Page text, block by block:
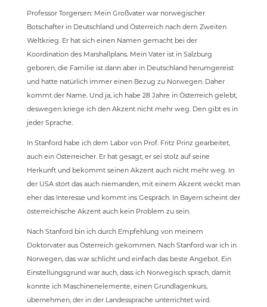
Professor Torgersen: Mein Großvater war norwegischer
Botschafter in Deutschland und Österreich nach dem Zweiten
Weltkrieg. Er hat sich einen Namen gemacht bei der
Koordination des Marshallplans. Mein Vater ist in Salzburg
geboren, die Familie ist dann aber in Deutschland herumgereist
und hatte natürlich immer einen Bezug zu Norwegen. Daher
kommt der Name. Und ja, ich habe 28 Jahre in Österreich gelebt,
deswegen kriege ich den Akzent nicht mehr weg. Den gibt es in
jeder Sprache.
In Stanford habe ich dem Labor von Prof. Fritz Prinz gearbeitet,
auch ein Österreicher. Er hat gesagt, er sei stolz auf seine
Herkunft und bekommt seinen Akzent auch nicht mehr weg. In
der USA stört das auch niemanden, mit einem Akzent weckt man
eher das Interesse und kommt ins Gespräch. In Bayern scheint der
österreichische Akzent auch kein Problem zu sein.
Nach Stanford bin ich durch Empfehlung von meinem
Doktorvater aus Österreich gekommen. Nach Stanford war ich in
Norwegen, das war schlicht und einfach das beste Angebot. Ein
Einstellungsgrund war auch, dass ich Norwegisch sprach, damit
konnte ich Maschinenelemente, einen Grundlagenkurs,
übernehmen, der in der Landessprache unterrichtet wird.